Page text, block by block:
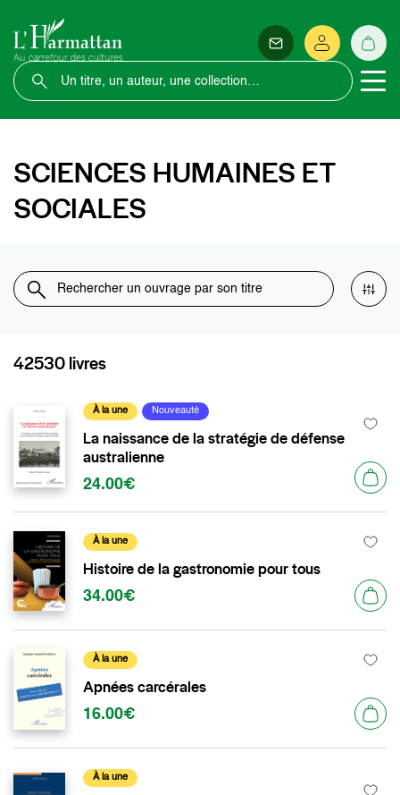
SCIENCES HUMAINES ET
SOCIALES
42530 livres
À la une Nouveauté
La naissance de la stratégie de défense
australienne
24.00€
À la une
Histoire de la gastronomie pour tous
34.00€
À la une
Apnées carcérales
16.00€
À la une